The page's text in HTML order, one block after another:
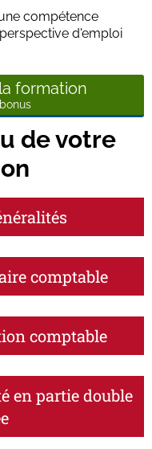
compétence
d'emploi
formation
de votre
comptable
comptable
en partie double